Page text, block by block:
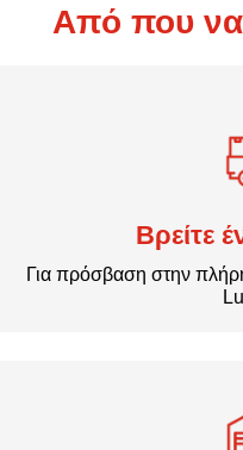
Από που να
Βρείτε
Για πρόσβαση στην